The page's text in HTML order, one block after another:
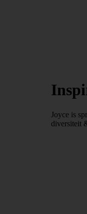
Joyce is
diversiteit